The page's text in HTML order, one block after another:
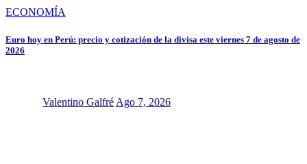
ECONOMÍA
Euro hoy en Perú: precio y cotización de la divisa este viernes 7 de agosto de
2026
Valentino Galfré Ago 7, 2026